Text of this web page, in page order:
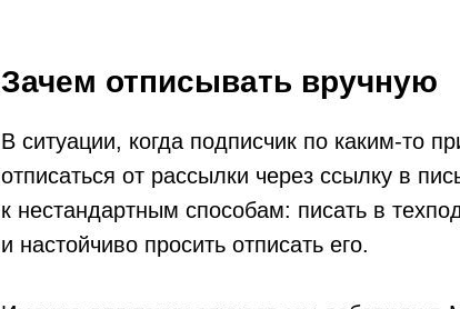
Зачем отписывать вручную
В ситуации, когда подписчик по каким-то
отписаться от рассылки через ссылку в
к нестандартным способам: писать в
и настойчиво просить отписать его.